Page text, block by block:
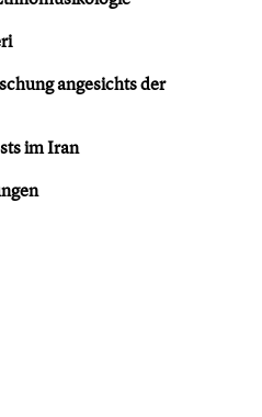
angesichts der
im Iran